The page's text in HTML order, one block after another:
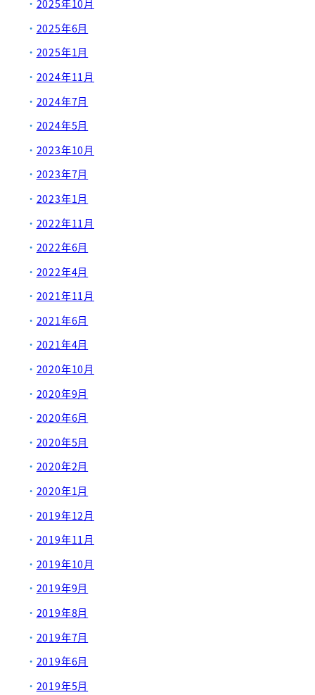
2025年10月
2025年6月
2025年1月
2024年11月
2024年7月
2024年5月
2023年10月
2023年7月
2023年1月
2022年11月
2022年6月
2022年4月
2021年11月
2021年6月
2021年4月
2020年10月
2020年9月
2020年6月
2020年5月
2020年2月
2020年1月
2019年12月
2019年11月
2019年10月
2019年9月
2019年8月
2019年7月
2019年6月
2019年5月